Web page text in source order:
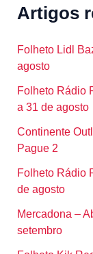
Artigos
Folheto Lidl
agosto
Folheto Rádio
a 31 de agosto
Continente
Pague 2
Folheto Rádio
de agosto
Mercadona –
setembro